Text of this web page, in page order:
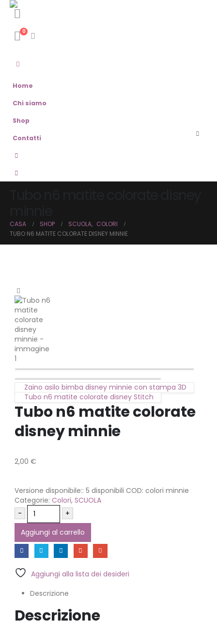
0
Home
Chi siamo
Shop
Contatti
CASA SHOP SCUOLA, COLORI
TUBO N6 MATITE COLORATE DISNEY MINNIE
Zaino asilo bimba disney minnie con stampa 3D
Tubo n6 matite colorate disney Stitch
Tubo n6 matite colorate
disney minnie
2,00 €
Versione disponibile:: 5 disponibili COD: colori minnie
Categorie: Colori, SCUOLA
-
+
Aggiungi al carrello
Aggiungi alla lista dei desideri
Descrizione
Descrizione